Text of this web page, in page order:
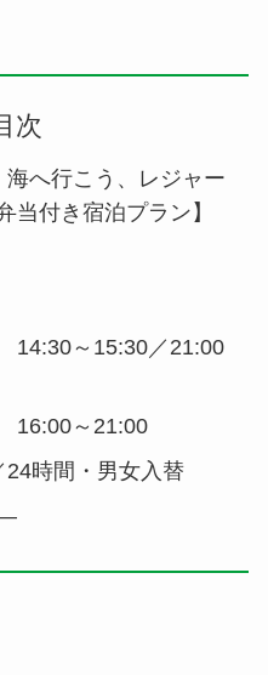
次
海へ行こう、レジャー
当付き宿泊プラン】
14:30～15:30／21:00
16:00～21:00
時間・男女入替